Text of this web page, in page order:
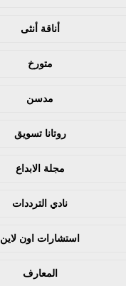
أناقة أنثى
متورخ
مدسن
روتانا تسويق
مجلة الابداع
نادي الترددات
استشارات اون لاين
المعارف